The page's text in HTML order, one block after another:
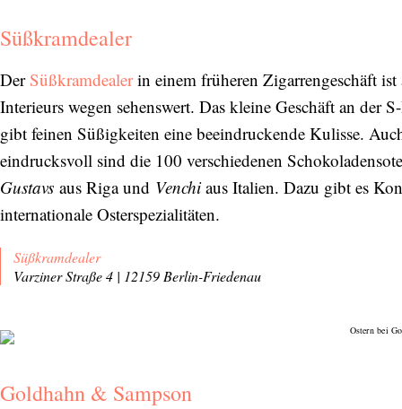
Süßkramdealer
Der Süßkramdealerin einem früheren Zigarrengeschäft
Interieurs wegen sehenswert. Das kleine Geschäft an der
gibt feinen Süßigkeiten eine beeindruckende Kulisse.
eindrucksvoll sind die 100 verschiedenen
Gustavs aus Riga und Venchiaus Italien. Dazu gibt es
internationale Osterspezialitäten.
Süßkramdealer
Varziner Straße 4 | 12159 Berlin-Friedenau
Goldhahn & Sampson
Einwilligung den Newsletter mit Informationen zu
neuen Beiträgen. Die
Datenschutzerklärung
habe ich
zur Kenntnis genommen und akzeptiere diese.
SENDEN